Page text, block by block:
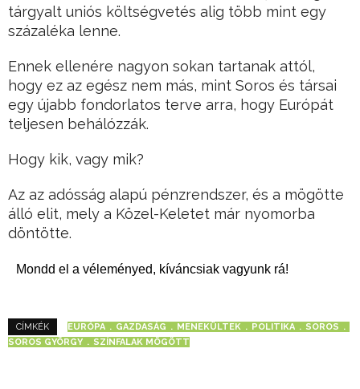
tárgyalt uniós költségvetés alig több mint egy
százaléka lenne.
Ennek ellenére nagyon sokan tartanak attól,
hogy ez az egész nem más, mint Soros és társai
egy újabb fondorlatos terve arra, hogy Európát
teljesen behálózzák.
Hogy kik, vagy mik?
Az az adósság alapú pénzrendszer, és a mögötte
álló elit, mely a Közel-Keletet már nyomorba
döntötte.
Mondd el a véleményed, kíváncsiak vagyunk rá!
CÍMKÉK EURÓPA GAZDASÁG MENEKÜLTEK POLITIKA
SOROS
SOROS GYÖRGY
SZÍNFALAK MÖGÖTT